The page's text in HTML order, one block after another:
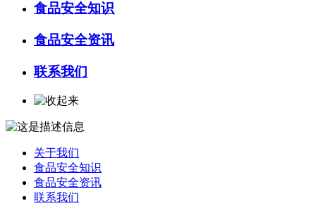
食品安全知识
食品安全资讯
联系我们
关于我们
食品安全知识
食品安全资讯
联系我们